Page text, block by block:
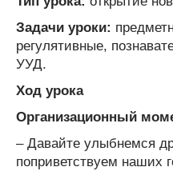
Задачи уроки:
регулятивные,
УУД.
Ход урока
Организационный
– Давайте улыбнемся
поприветствуем наших